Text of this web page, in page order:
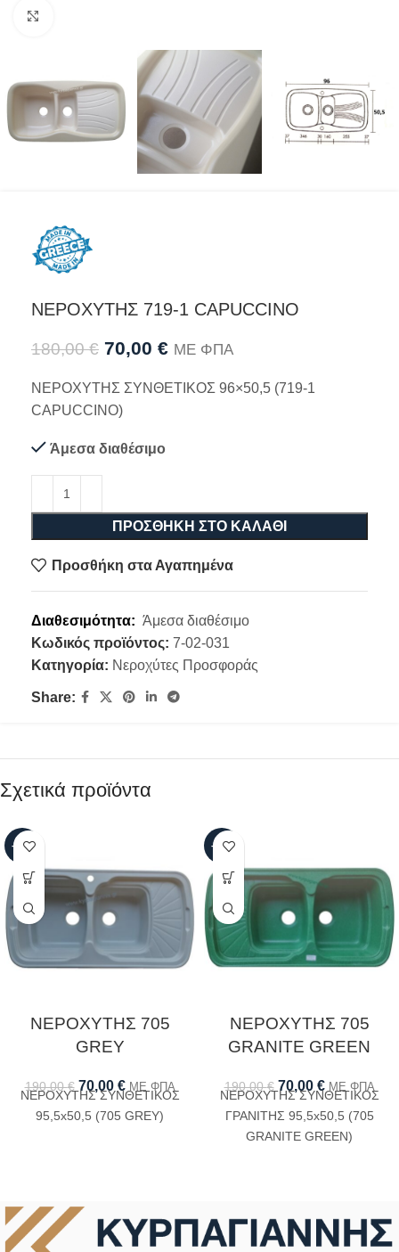
ΝΕΡΟΧΥΤΗΣ 719-1 CAPUCCINO
180,00€ 70,00 € ΜΕ ΦΠΑ
ΝΕΡΟΧΥΤΗΣ ΣΥΝΘΕΤΙΚΟΣ 96×50,5 (719-1
CAPUCCINO)
Άμεσα διαθέσιμο
ΠΡΟΣΘΉΚΗ ΣΤΟ ΚΑΛΆΘΙ
Προσθήκη στα Αγαπημένα
Διαθεσιμότητα: Άμεσα διαθέσιμο
Κωδικός προϊόντος: 7-02-031
Κατηγορία: Νεροχύτες Προσφοράς
Share:
Σχετικά προϊόντα
-63%
ΝΕΡΟΧΥΤΗΣ 705
GREΥ
190,00€ 70,00 € ΜΕ ΦΠΑ
ΝΕΡΟΧΥΤΗΣ ΣΥΝΘΕΤΙΚΟΣ
95,5x50,5 (705 GREΥ)
-63%
ΝΕΡΟΧΥΤΗΣ 705
GRANITE GREEN
190,00€ 70,00 € ΜΕ ΦΠΑ
ΝΕΡΟΧΥΤΗΣ ΣΥΝΘΕΤΙΚΟΣ
ΓΡΑΝΙΤΗΣ 95,5x50,5 (705
GRANITE GREEN)